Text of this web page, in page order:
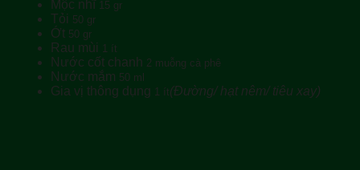
Mộc nhĩ 15 gr
Tỏi 50 gr
Ớt 50 gr
Rau mùi 1 ít
Nước cốt chanh 2 muỗng cà phê
Nước mắm 50 ml
Gia vị thông dụng 1 ít(Đường/ hạt nêm/ tiêu xay)